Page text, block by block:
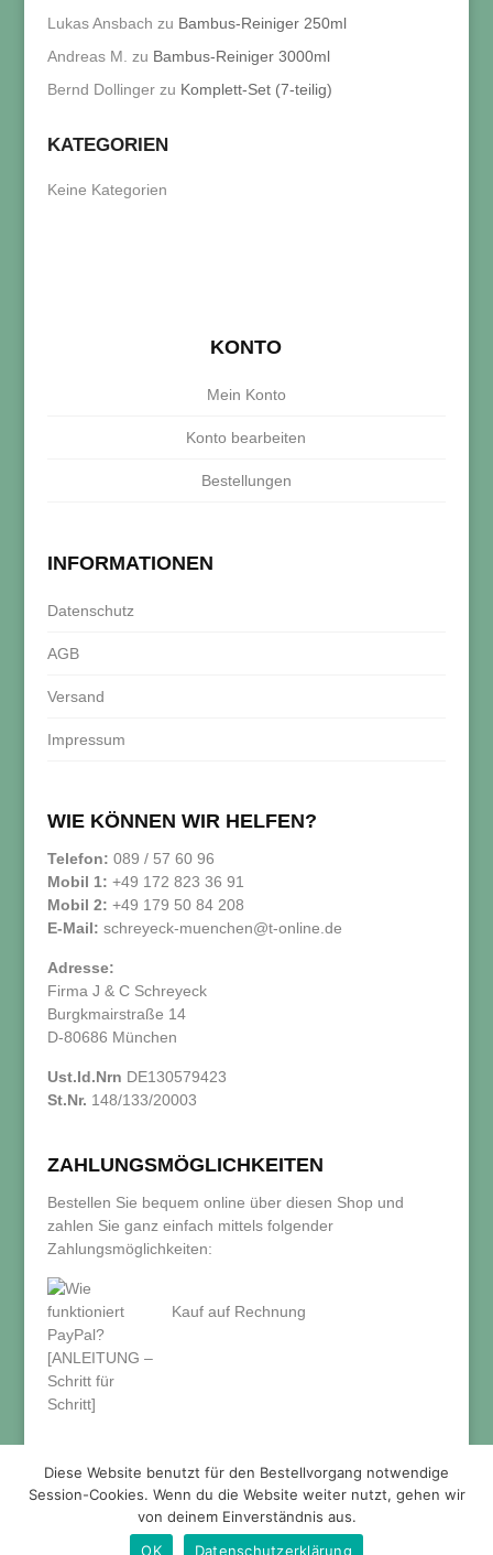
Lukas Ansbach zu Bambus-Reiniger 250ml
Andreas M.
zu Bambus-Reiniger 3000ml
Bernd Dollingerzu Komplett-Set (7-teilig)
KATEGORIEN
Keine Kategorien
KONTO
Mein Konto
Konto bearbeiten
Bestellungen
INFORMATIONEN
Datenschutz
AGB
Versand
Impressum
WIE KÖNNEN WIR HELFEN?
Telefon: 089 / 57 60 96
Mobil 1: +49 172 823 36 91
Mobil 2: +49 179 50 84 208
E-Mail: schreyeck-muenchen@t-online.de
Adresse:
Firma J & C Schreyeck
Burgkmairstraße 14
D-80686 München
Ust.Id.Nrn DE130579423
St.Nr. 148/133/20003
ZAHLUNGSMÖGLICHKEITEN
Bestellen Sie bequem online über diesen Shop und
zahlen Sie ganz einfach mittels folgender
Zahlungsmöglichkeiten:
Kauf auf Rechnung
Diese Website benutzt für den Bestellvorgang notwendige
Session-Cookies. Wenn du die Website weiter nutzt, gehen wir
von deinem Einverständnis aus.
OK
Datenschutzerklärung